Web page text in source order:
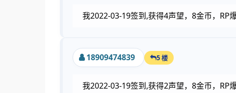
我2022-03-19签到,获得4声望，8金币，RP
18909474839 5 楼
我2022-03-19签到,获得2声望，8金币，RP